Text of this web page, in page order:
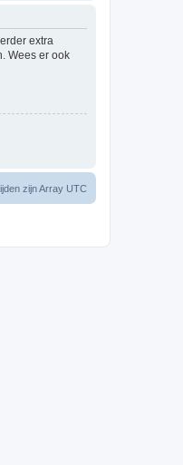
extra
Wees er ook
zijn Array UTC